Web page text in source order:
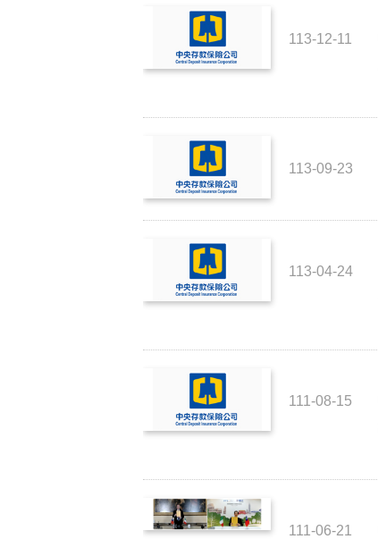
113-12-11
113-09-23
113-04-24
111-08-15
111-06-21